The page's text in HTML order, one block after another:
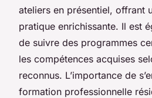
ateliers en présentiel, offrant
pratique enrichissante. Il est
de suivre des programmes
les compétences acquises
reconnus. L’importance de
formation professionnelle